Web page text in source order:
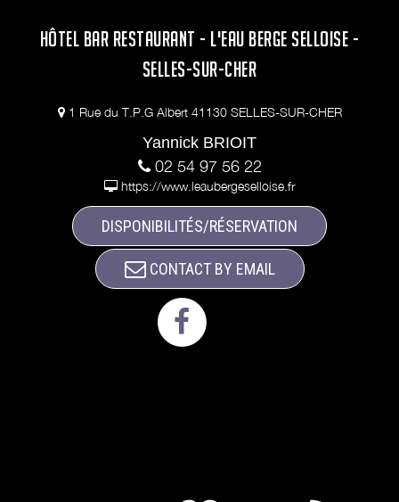
HÔTEL BAR RESTAURANT - L'EAU BERGE SELLOISE -
SELLES-SUR-CHER
1 Rue du T.P.G Albert 41130 SELLES-SUR-CHER
Yannick BRIOIT
02 54 97 56 22
https://www.leaubergeselloise.fr
DISPONIBILITÉS/RÉSERVATION
CONTACT BY EMAIL